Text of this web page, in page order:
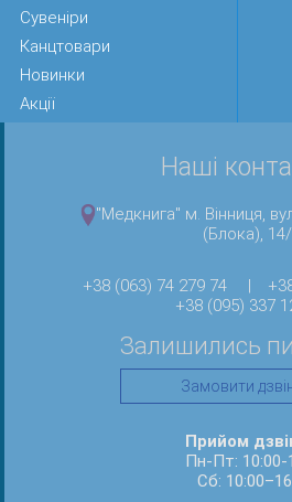
Сувеніри
Канцтовари
Новинки
Акції
Наші
"Медкнига" м. Вінниця,
(Блока),
+38 (063) 74 279 74 |
+38 (095) 337
Залишились
Замовити
Прийом
Пн-Пт: 10:00-
Сб: